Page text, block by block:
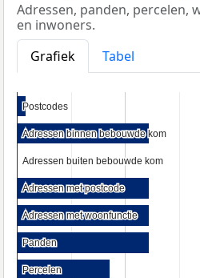
Adressen, panden, percelen,
en inwoners.
Grafiek
Tabel
Postcodes
Postcodes
Adressen binnen bebouwde kom
Adressen binnen bebouwde kom
Adressen buiten bebouwde kom
Adressen buiten bebouwde kom
Adressen met postcode
Adressen met postcode
Adressen met woonfunctie
Adressen met woonfunctie
Panden
Panden
Percelen
Percelen